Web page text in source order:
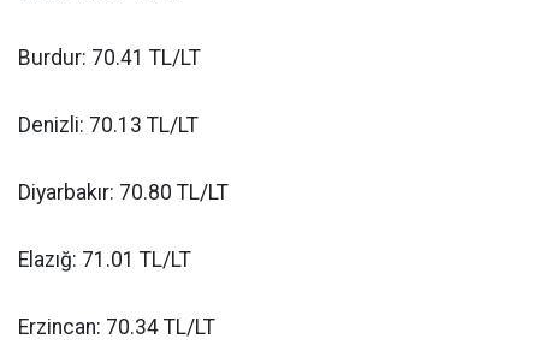
Burdur: 70.41 TL/LT
Denizli: 70.13 TL/LT
Diyarbakır: 70.80 TL/LT
Elazığ: 71.01 TL/LT
Erzincan: 70.34 TL/LT